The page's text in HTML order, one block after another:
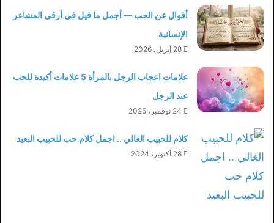
أقوال عن الحب — أجمل ما قيل في أرقى المشاعر
الإنسانية
28 أبريل، 2026
علامات اعجاب الرجل بالمرأة 5 علامات أكيدة للحب
عند الرجل
24 نوفمبر، 2025
كلام للحبيب الغالي .. اجمل كلام حب للحبيب البعيد
28 أكتوبر، 2024